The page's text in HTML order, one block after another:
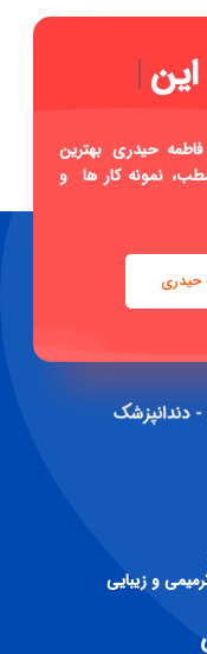
حیدری بهترین
نمونه کار ها و
حیدری
و زيبايی